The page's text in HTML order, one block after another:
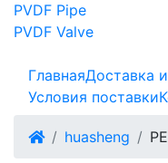
PVDF Pipe
PVDF Valve
ГлавнаяДоставка
Условия поставки
huasheng